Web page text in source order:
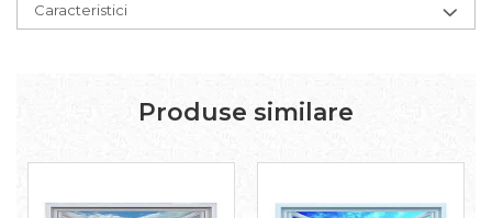
Caracteristici
Produse similare